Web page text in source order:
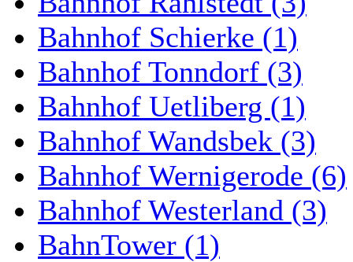
Bahnhof Schierke (1)
Bahnhof Tonndorf (3)
Bahnhof Uetliberg (1)
Bahnhof Wandsbek (3)
Bahnhof Wernigerode (6)
Bahnhof Westerland (3)
BahnTower (1)